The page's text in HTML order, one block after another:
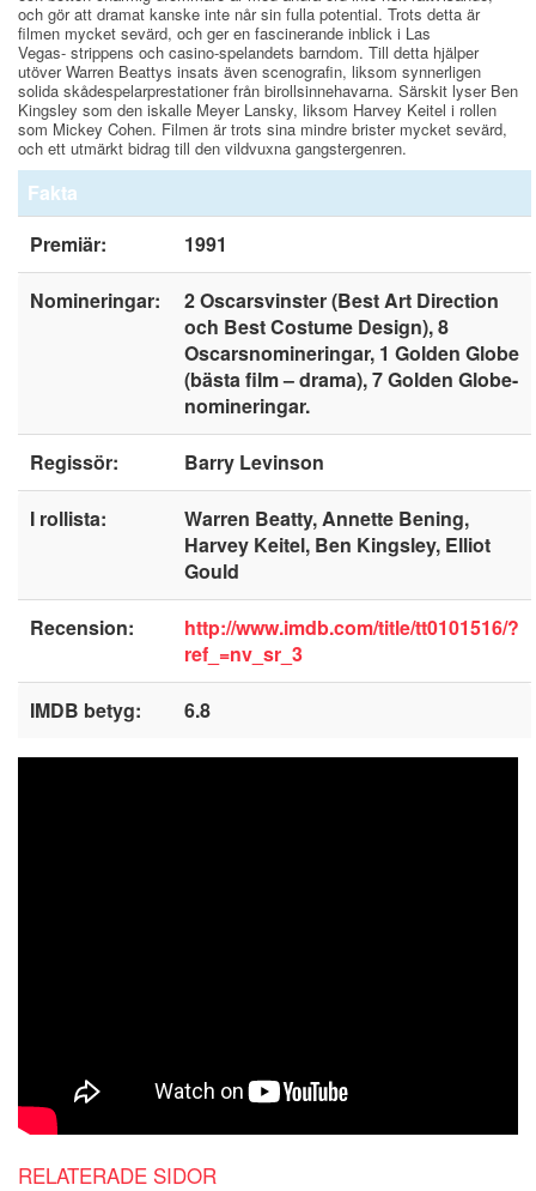
och gör att dramat kanske inte når sin fulla potential. Trots detta är
filmen mycket sevärd, och ger en fascinerande inblick i Las
Vegas- strippens och casino-spelandets barndom. Till detta hjälper
utöver Warren Beattys insats även scenografin, liksom synnerligen
solida skådespelarprestationer från birollsinnehavarna. Särskit lyser Ben
Kingsley som den iskalle Meyer Lansky, liksom Harvey Keitel i rollen
som Mickey Cohen. Filmen är trots sina mindre brister mycket sevärd,
och ett utmärkt bidrag till den vildvuxna gangstergenren.
Fakta
Premiär:
1991
Nomineringar:
2 Oscarsvinster (Best Art Direction
och Best Costume Design), 8
Oscarsnomineringar, 1 Golden Globe
(bästa film – drama), 7 Golden Globe-
nomineringar.
Regissör: Barry Levinson
I rollista:
Warren Beatty, Annette Bening,
Harvey Keitel, Ben Kingsley, Elliot
Gould
Recension:
http://www.imdb.com/title/tt0101516/?
ref_=nv_sr_3
IMDB betyg: 6.8
RELATERADE SIDOR